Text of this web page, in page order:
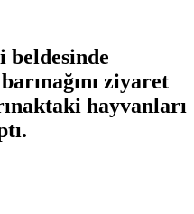
ziyaret
hayvanları